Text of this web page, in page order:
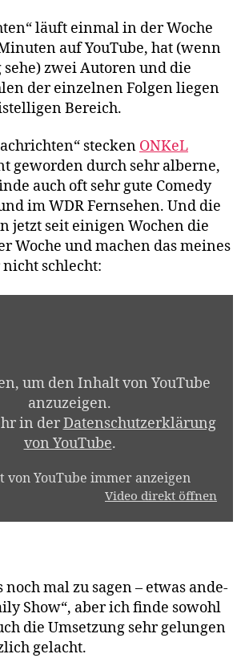
läuft ein­mal in der Woche
auf You­Tube, hat (wenn
zwei Autoren und die
der ein­zel­nen Fol­gen lie­gen
Bereich.
ste­cken ONKeL
gewor­den durch sehr alber­ne,
auch oft sehr gute Come­dy
im WDR Fern­se­hen. Und die
jetzt seit eini­gen Wochen die
Woche und machen das mei­nes
schlecht:
um den Inhalt von YouTube
anzuzeigen.
in derDatenschutzerklärung
von YouTube.
von YouTube immer anzeigen
Video direkt öffnen
noch mal zu sagen – etwas ande­
Show“, aber ich fin­de sowohl
die Umset­zung sehr gelun­gen
gelacht.